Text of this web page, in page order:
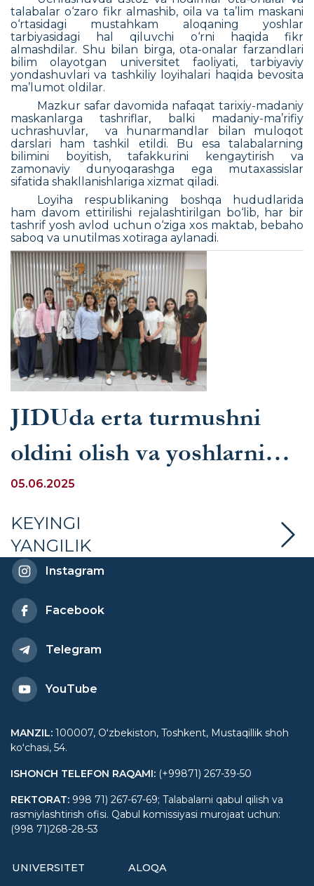
talabalar o‘zaro fikr almashib, oila va ta’lim maskani
o‘rtasidagi mustahkam aloqaning yoshlar
tarbiyasidagi hal qiluvchi o‘rni haqida fikr
almashdilar. Shu bilan birga, ota-onalar farzandlari
bilim olayotgan universitet faoliyati, tarbiyaviy
yondashuvlari va tashkiliy loyihalari haqida bevosita
ma’lumot oldilar.
Mazkur safar davomida nafaqat tarixiy-madaniy
maskanlarga tashriflar, balki madaniy-ma’rifiy
uchrashuvlar,
va hunarmandlar bilan muloqot
darslari ham tashkil etildi. Bu esa talabalarning
bilimini boyitish, tafakkurini kengaytirish va
zamonaviy dunyoqarashga ega mutaxassislar
sifatida shakllanishlariga xizmat qiladi.
Loyiha respublikaning boshqa hududlarida
ham davom ettirilishi rejalashtirilgan bo‘lib, har bir
tashrif yosh avlod uchun o‘ziga xos maktab, bebaho
saboq va unutilmas xotiraga aylanadi.
JIDUda erta turmushni
oldini olish va yoshlarni
oilaga tayyorlash
mavzularida davra suhbati
bo‘lib o‘tdi
05.06.2025
KEYINGI
YANGILIK
Instagram
Facebook
Telegram
YouTube
MANZIL: 100007, Oʻzbekiston, Toshkent, Mustaqillik shoh
koʻchasi, 54.
ISHONCH TELEFON RAQAMI: (+99871) 267-39-50
REKTORAT: 998 71) 267-67-69; Talabalarni qabul qilish va
rasmiylashtirish ofisi. Qabul komissiyasi murojaat uchun:
(998 71)268-28-53
UNIVERSITET ALOQA